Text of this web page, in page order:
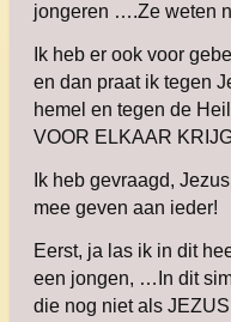
jongeren ….Ze weten
Ik heb er ook voor
en dan praat ik tegen
hemel en tegen de
VOOR ELKAAR
Ik heb gevraagd,
mee geven aan ieder!
Eerst, ja las ik in dit
een jongen, …In dit
die nog niet als